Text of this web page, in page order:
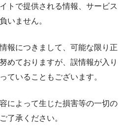
トで提供される情報、サービス
いません。
報につきまして、可能な限り正
めておりますが、誤情報が入り
ていることもございます。
によって生じた損害等の一切の
了承ください。